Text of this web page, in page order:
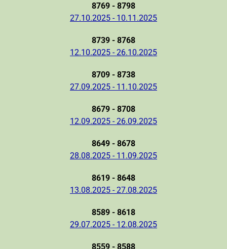
8769 - 8798
27.10.2025 - 10.11.2025
8739 - 8768
12.10.2025 - 26.10.2025
8709 - 8738
27.09.2025 - 11.10.2025
8679 - 8708
12.09.2025 - 26.09.2025
8649 - 8678
28.08.2025 - 11.09.2025
8619 - 8648
13.08.2025 - 27.08.2025
8589 - 8618
29.07.2025 - 12.08.2025
8559 - 8588